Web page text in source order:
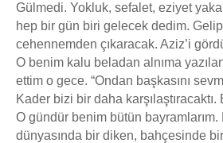
Gülmedi. Yokluk, sefalet, eziyet
hep bir gün biri gelecek dedim.
cehennemden çıkaracak. Aziz’i
O benim kalu beladan alnıma
ettim o gece. “Ondan başkasını
Kader bizi bir daha
O gündür benim bütün
dünyasında bir diken, bahçesinde